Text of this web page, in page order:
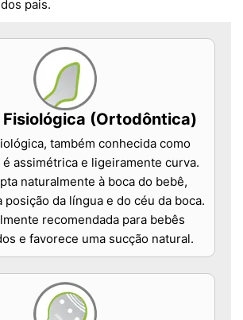
pais.
Fisiológica (Ortodôntica)
também conhecida como
assimétrica e ligeiramente curva.
naturalmente à boca do bebê,
posição da língua e do céu da boca.
recomendada para bebês
e favorece uma sucção natural.